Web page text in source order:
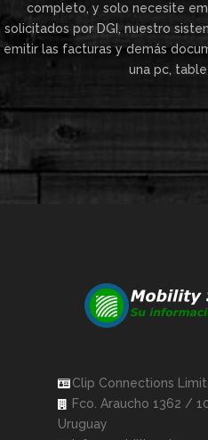
completo, y solo necesite
solicitados por DGI, nuestro
emitir las facturas y demás
una pc,
Clip Connections
Fco. Araucho 1362 /
Uruguay